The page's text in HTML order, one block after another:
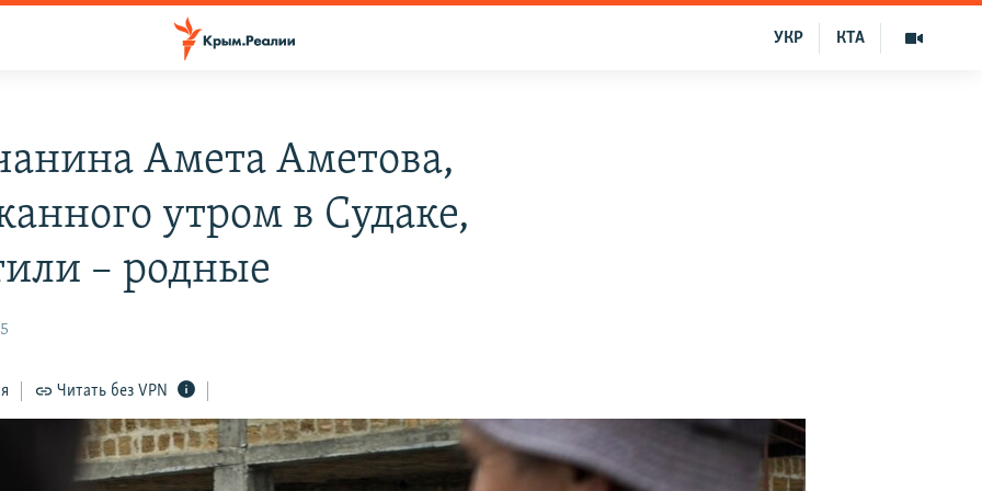
КТА
УКР
Амета Аметова,
утром в Судаке,
– родные
Читать без VPN